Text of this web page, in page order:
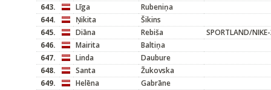
643.
Līga
Rubeniņa
644.
Ņikita
Šikins
645.
Diāna Rebiša
SPORTLAND/
646.
Mairita
Baltiņa
647.
Linda
Daubure
648.
Santa
Žukovska
649.
Helēna
Gabrāne